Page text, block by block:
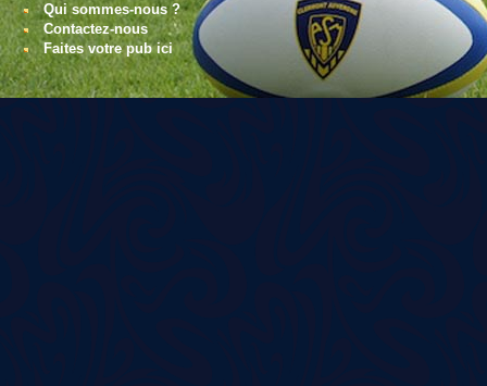
Qui sommes-nous ?
Contactez-nous
Faites votre pub ici